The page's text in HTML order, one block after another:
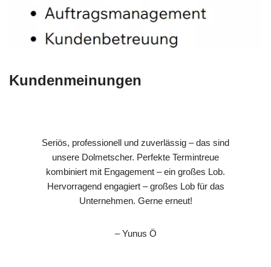
Kundenmeinungen
Seriös, professionell und zuverlässig – das sind
unsere Dolmetscher. Perfekte Termintreue
kombiniert mit Engagement – ein großes Lob.
Hervorragend engagiert – großes Lob für das
Unternehmen. Gerne erneut!
– Yunus Ö